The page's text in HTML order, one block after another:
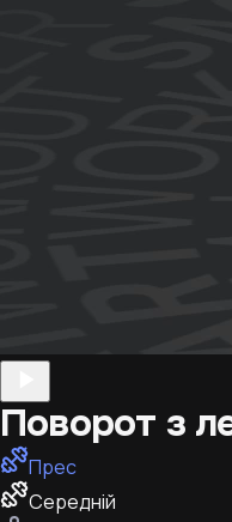
Поворот з
Прес
Середній